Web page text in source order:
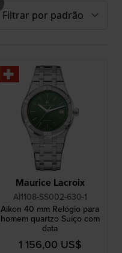
Maurice Lacroix
AI1108-SS002-630-1
Aikon 40 mm Relógio para
homem quartzo Suíço com
data
1 156,00 US$